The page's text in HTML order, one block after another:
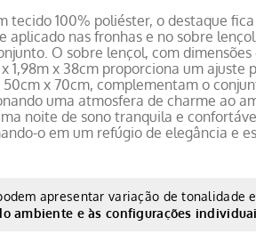
tecido 100% poliéster, o destaque
aplicado nas fronhas e no sobre
O sobre lençol, com
1,98m x 38cm proporciona um ajuste
x 70cm, complementam o
uma atmosfera de charme ao
noite de sono tranquila e
o em um refúgio de elegância e
apresentar variação de tonalidade
ambiente e às configurações